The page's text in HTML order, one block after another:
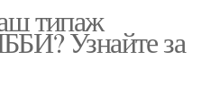
типаж
Узнайте за